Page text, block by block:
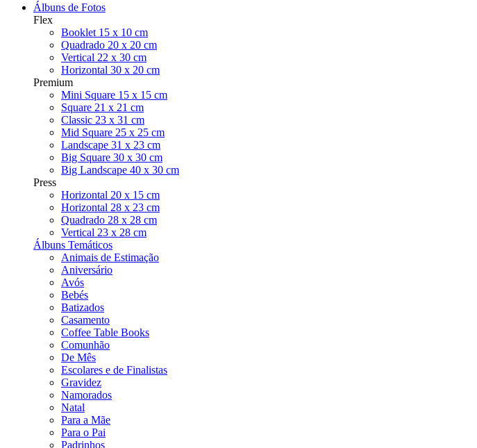
Álbuns de Fotos
Flex
Booklet 15 x 10 cm
Quadrado 20 x 20 cm
Vertical 22 x 30 cm
Horizontal 30 x 20 cm
Premium
Mini Square 15 x 15 cm
Square 21 x 21 cm
Classic 23 x 31 cm
Mid Square 25 x 25 cm
Landscape 31 x 23 cm
Big Square 30 x 30 cm
Big Landscape 40 x 30 cm
Press
Horizontal 20 x 15 cm
Horizontal 28 x 23 cm
Quadrado 28 x 28 cm
Vertical 23 x 28 cm
Álbuns Temáticos
Animais de Estimação
Aniversário
Avós
Bebés
Batizados
Casamento
Coffee Table Books
Comunhão
De Mês
Escolares e de Finalistas
Gravidez
Namorados
Natal
Para a Mãe
Para o Pai
Padrinhos